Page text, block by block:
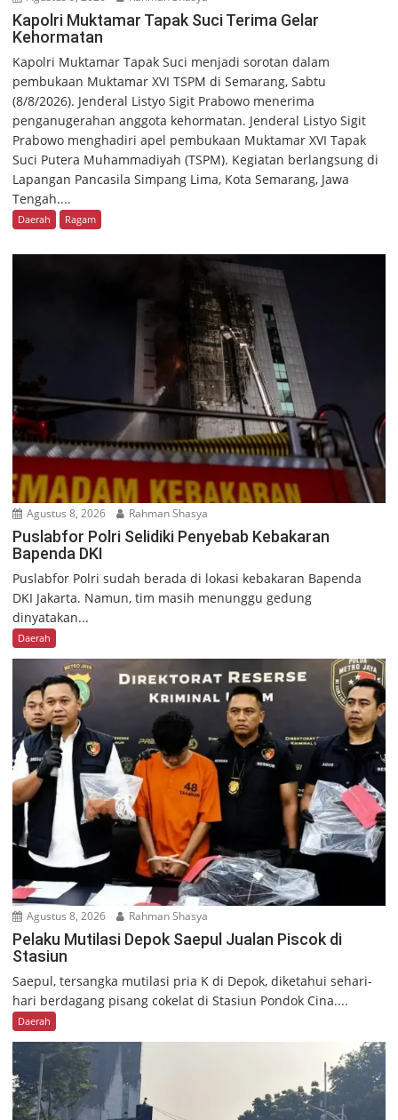
Kapolri Muktamar Tapak Suci Terima Gelar
Kehormatan
Kapolri Muktamar Tapak Suci menjadi sorotan dalam
pembukaan Muktamar XVI TSPM di Semarang, Sabtu
(8/8/2026). Jenderal Listyo Sigit Prabowo menerima
penganugerahan anggota kehormatan. Jenderal Listyo Sigit
Prabowo menghadiri apel pembukaan Muktamar XVI Tapak
Suci Putera Muhammadiyah (TSPM). Kegiatan berlangsung di
Lapangan Pancasila Simpang Lima, Kota Semarang, Jawa
Tengah....
Daerah Ragam
Agustus 8, 2026 Rahman Shasya
Puslabfor Polri Selidiki Penyebab Kebakaran
Bapenda DKI
Puslabfor Polri sudah berada di lokasi kebakaran Bapenda
DKI Jakarta. Namun, tim masih menunggu gedung
dinyatakan...
Daerah
Agustus 8, 2026 Rahman Shasya
Pelaku Mutilasi Depok Saepul Jualan Piscok di
Stasiun
Saepul, tersangka mutilasi pria K di Depok, diketahui sehari-
hari berdagang pisang cokelat di Stasiun Pondok Cina....
Daerah